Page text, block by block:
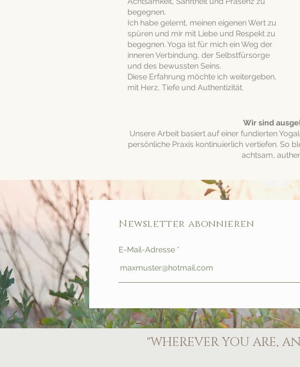
begegnen.
Ich habe gelernt, meinen eigenen Wert zu
spüren und mir mit Liebe und Respekt zu
begegnen. Yoga ist für mich ein Weg der
inneren Verbindung, der Selbstfürsorge
und des bewussten Seins.
Diese Erfahrung möchte ich weitergeben,
mit Herz, Tiefe und Authentizität.
Wir sind
Unsere Arbeit basiert auf einer fundierten
persönliche Praxis kontinuierlich vertiefen. So
achtsam,
Newsletter abonnieren
E-Mail-Adresse
"WHEREVER YOU ARE,